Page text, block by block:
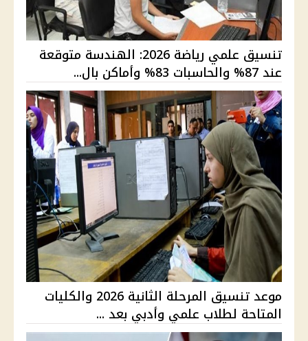
تنسيق علمي رياضة 2026: الهندسة متوقعة
عند 87% والحاسبات 83% وأماكن بال...
موعد تنسيق المرحلة الثانية 2026 والكليات
المتاحة لطلاب علمي وأدبي بعد ...